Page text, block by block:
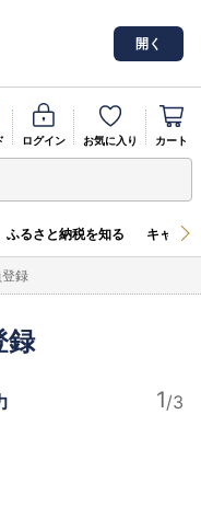
開く
ログイン お気に入り カート
ふるさと納税を知る キャン
録
録